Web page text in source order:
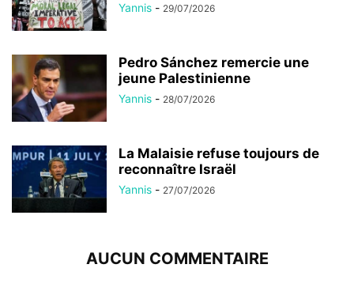
Yannis - 29/07/2026
Pedro Sánchez remercie une
jeune Palestinienne
Yannis - 28/07/2026
La Malaisie refuse toujours de
reconnaître Israël
Yannis - 27/07/2026
AUCUN COMMENTAIRE